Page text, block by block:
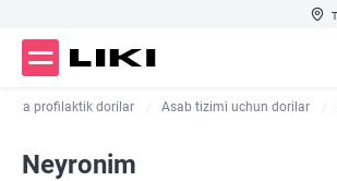
va profilaktik dorilar Asab tizimi uchun dorilar
Neyronim